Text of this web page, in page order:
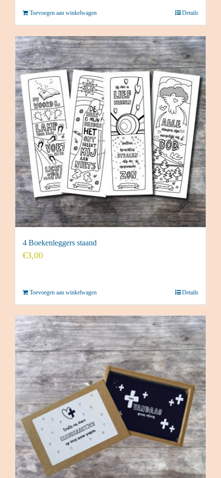
Toevoegen aan winkelwagen Details
4 Boekenleggers staand
€3,00
Toevoegen aan winkelwagen Details